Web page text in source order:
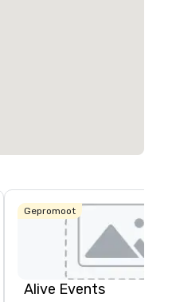
Gepromoot
Alive Events